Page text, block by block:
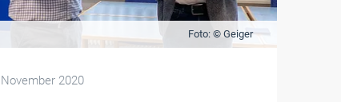
Foto: © Geiger
November 2020